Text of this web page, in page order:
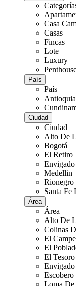
Casa
Casas
Fincas
Lote
Luxury
País
País
Antioquia
Ciudad
Ciudad
Alto De
Bogotá
El Retiro
Envigado
Medellin
Rionegro
Santa Fe
Área
Área
Alto De
Colinas
El
El
El Tesoro
Envigado
Escobero
Loma De